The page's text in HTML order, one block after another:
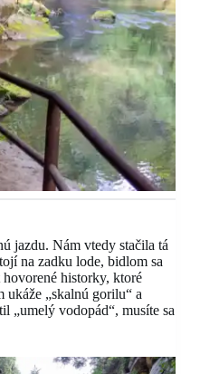
jazdu. Nám vtedy stačila tá
na zadku lode, bidlom sa
hovorené historky, ktoré
„skalnú gorilu“ a
„umelý vodopád“, musíte sa